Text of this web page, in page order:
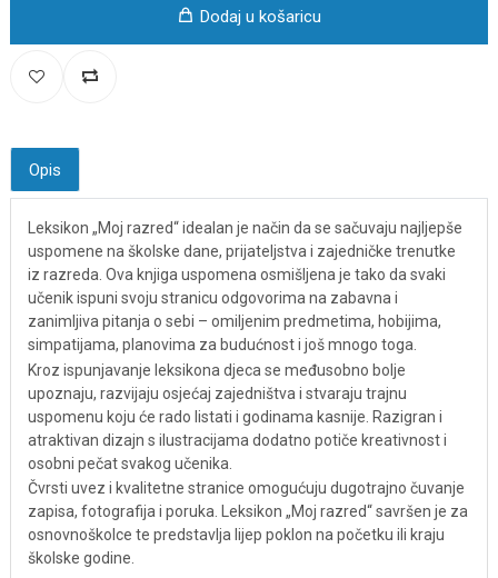
Dodaj u košaricu
Opis
Leksikon „Moj razred“ idealan je način da se sačuvaju najljepše
uspomene na školske dane, prijateljstva i zajedničke trenutke
iz razreda. Ova knjiga uspomena osmišljena je tako da svaki
učenik ispuni svoju stranicu odgovorima na zabavna i
zanimljiva pitanja o sebi – omiljenim predmetima, hobijima,
simpatijama, planovima za budućnost i još mnogo toga.
Kroz ispunjavanje leksikona djeca se međusobno bolje
upoznaju, razvijaju osjećaj zajedništva i stvaraju trajnu
uspomenu koju će rado listati i godinama kasnije. Razigran i
atraktivan dizajn s ilustracijama dodatno potiče kreativnost i
osobni pečat svakog učenika.
Čvrsti uvez i kvalitetne stranice omogućuju dugotrajno čuvanje
zapisa, fotografija i poruka. Leksikon „Moj razred“ savršen je za
osnovnoškolce te predstavlja lijep poklon na početku ili kraju
školske godine.